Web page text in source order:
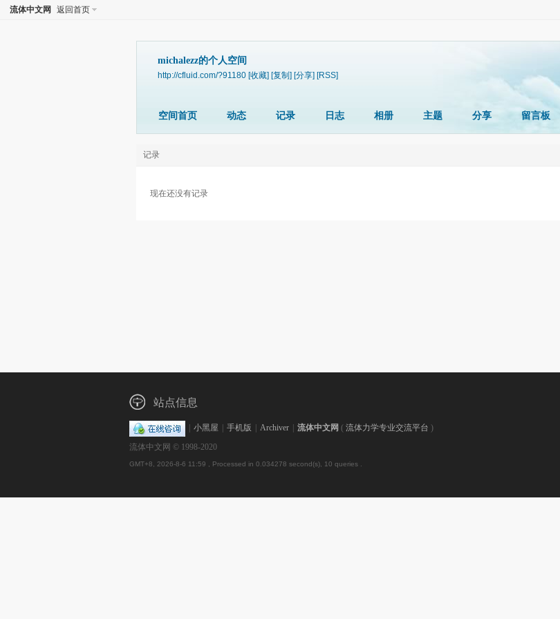
流体中文网 返回首页
michalezz的个人空间
http://cfluid.com/?91180 [收藏] [复制] [分享] [RSS]
空间首页 动态 记录 日志 相册 主题 分享 留言板
记录
现在还没有记录
站点信息
小黑屋 手机版 Archiver 流体中文网 ( 流体力学专业交流平台 )
流体中文网 © 1998-2020
GMT+8, 2026-8-6 11:59 , Processed in 0.034278 second(s), 10 queries .